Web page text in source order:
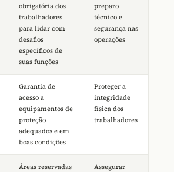
obrigatória dos
trabalhadores
para lidar com
desafios
específicos de
suas funções
preparo
técnico e
segurança nas
operações
Garantia de
acesso a
equipamentos de
proteção
adequados e em
boas condições
Proteger a
integridade
física dos
trabalhadores
Áreas reservadas
Assegurar